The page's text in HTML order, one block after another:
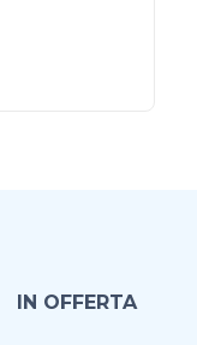
IN OFFERTA